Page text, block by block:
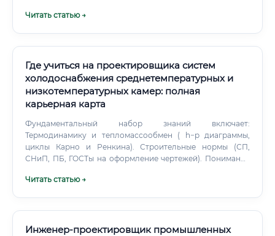
частные проектные бюро смотрят прежде всего на
Инженер II категории → Инженер I категории → Ведущий
инженер → ГИП → Руководитель отдела → Технический
директор / Директор по проектированию Также
возможен горизонтальный рост: Переход в BIM-
координаторы (высокий спрос, зарплата от 150 000 ₽)
Специализация на промышленных объектах (нефтегаз,
атом) Открытие собственного проектного бюро Переход
в технических консультантов и аудиторов Смежные
специальности и сравнение ⚠️ Давайте честно сравним
смежными профессиями: ✅ Почему проектировщик ЭС
Читать статью →
Где учиться на проектировщика систем
холодоснабжения среднетемпературных и
низкотемпературных камер: полная
карьерная карта
Фундаментальный набор знаний включает:
Термодинамику и тепломассообмен ( h−p диаграммы,
циклы Карно и Ренкина). Строительные нормы (СП,
СНиП, ПБ, ГОСТы на оформление чертежей). Понимание
спиральных).
Читать статью →
Инженер-проектировщик промышленных